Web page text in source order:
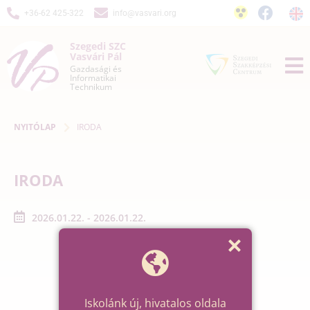
+36-62 425-322 info@vasvari.org
Szegedi SZC
Vasvári Pál
Gazdasági és
Informatikai
Technikum
NYITÓLAP IRODA
IRODA
2026.01.22. - 2026.01.22.
Iskolánk új, hivatalos oldala